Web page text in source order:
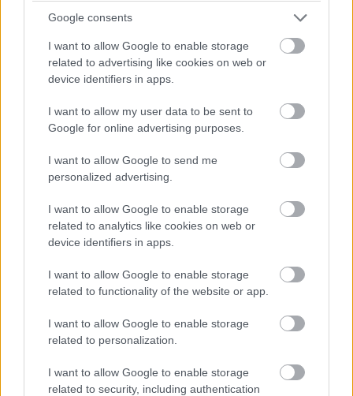
Google consents
I want to allow Google to enable storage
related to advertising like cookies on web or
device identifiers in apps.
I want to allow my user data to be sent to
Google for online advertising purposes.
I want to allow Google to send me
personalized advertising.
I want to allow Google to enable storage
related to analytics like cookies on web or
device identifiers in apps.
I want to allow Google to enable storage
related to functionality of the website or app.
I want to allow Google to enable storage
related to personalization.
I want to allow Google to enable storage
related to security, including authentication
Max Verstappen RB19-esében vasárnap, a nagydíjat
ezzel reagálva az időmérő Q2-es szakaszában történt
féltengelytörésre. Második alkalommal szereltek váltót az 1-es
első váltócserére, miután a pénteki szabadedzéseken
váltóhibára panaszkodott mindkét pilóta. (Sergio Perez
autójában szintén cserélték az alkatrészt.) Verstappen Red
Bulljába a Bahreini Nagydíjon és pénteken használt
sebességváltó került vissza, büntetés így nem jár a cseréért –
viszont érdemes emlékezni rá, ez a komponens volt bent az
első két edzésen, akkor, mikor a holland a visszaváltásokra
panaszkodott.
A Red Bull egyúttal a jobb és bal hátsó felfüggesztést is
parc fermére vonatkozó szabályok ezt lehetővé teszik, így
változatlanul a 15. rajthelyről kezdhet.